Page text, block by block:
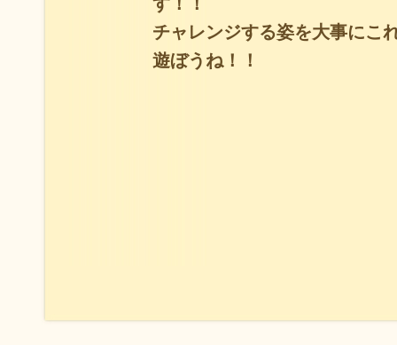
チャレンジする姿を大事にこ
遊ぼうね！！